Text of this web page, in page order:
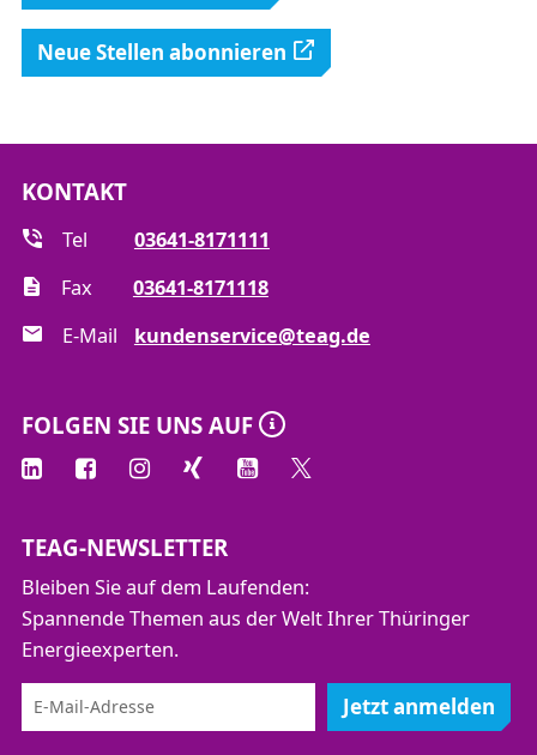
Neue Stellen abonnieren
KONTAKT
Tel
03641-8171111
Fax
03641-8171118
E-Mail
kundenservice@teag.de
FOLGEN SIE UNS AUF
TEAG-NEWSLETTER
Bleiben Sie auf dem Laufenden:
Spannende Themen aus der Welt Ihrer Thüringer
Energieexperten.
Jetzt anmelden